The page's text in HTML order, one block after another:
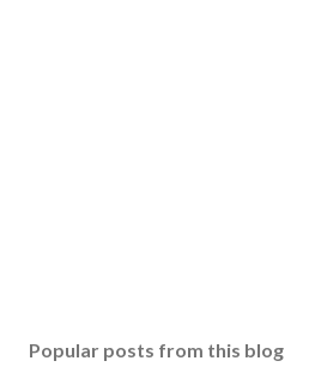
Popular posts from this blog